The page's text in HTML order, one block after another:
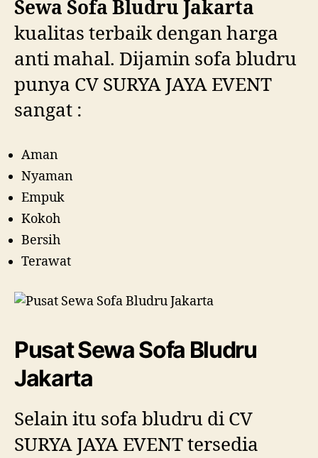
Sewa Sofa Bludru Jakarta
kualitas terbaik dengan harga
anti mahal. Dijamin sofa bludru
punya CV SURYA JAYA EVENT
sangat :
Aman
Nyaman
Empuk
Kokoh
Bersih
Terawat
Pusat Sewa Sofa Bludru
Jakarta
Selain itu sofa bludru di CV
SURYA JAYA EVENT tersedia